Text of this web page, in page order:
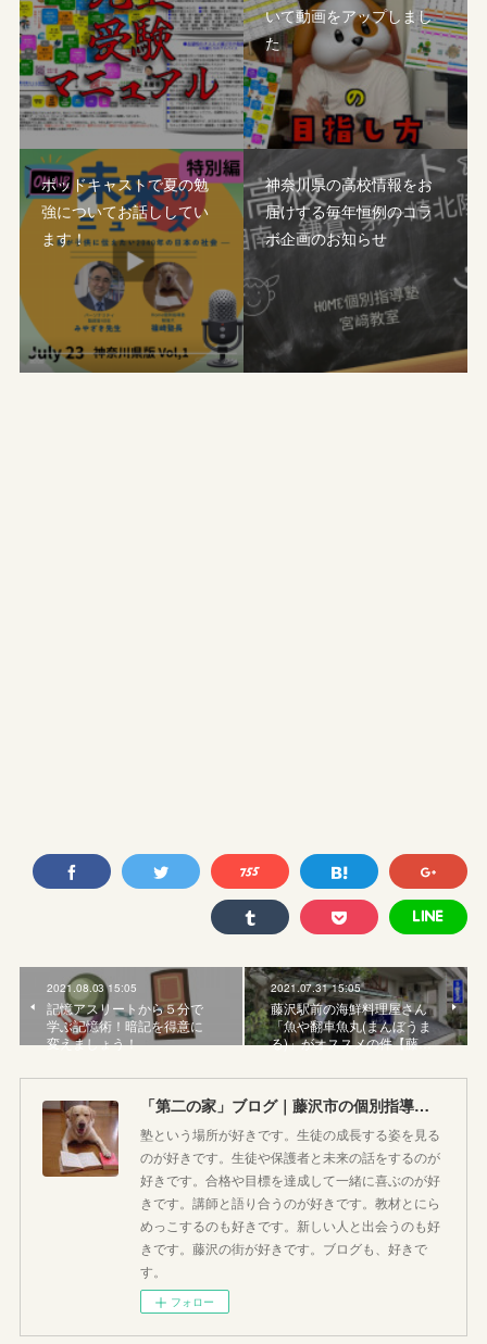
いて動画をアップしまし
た
ポッドキャストで夏の勉
強についてお話ししてい
ます！
神奈川県の高校情報をお
届けする毎年恒例のコラ
ボ企画のお知らせ
2021.08.03 15:05
記憶アスリートから５分で
学ぶ記憶術！暗記を得意に
変えましょう！
2021.07.31 15:05
藤沢駅前の海鮮料理屋さん
「魚や翻車魚丸(まんぼうま
る)」がオススメの件【藤…
「第二の家」ブログ｜藤沢市の個別指導塾のお話
塾という場所が好きです。生徒の成長する姿を見る
のが好きです。生徒や保護者と未来の話をするのが
好きです。合格や目標を達成して一緒に喜ぶのが好
きです。講師と語り合うのが好きです。教材とにら
めっこするのも好きです。新しい人と出会うのも好
きです。藤沢の街が好きです。ブログも、好きで
す。
フォロー